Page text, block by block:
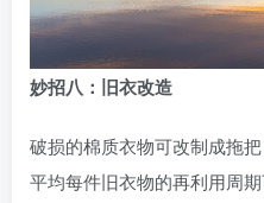
妙招八：旧衣改造
破损的棉质衣物可改制成拖
平均每件旧衣物的再利用周